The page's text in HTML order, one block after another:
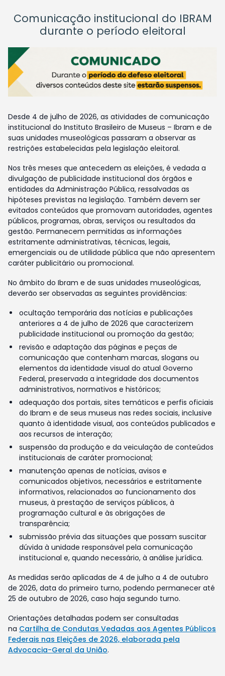
Comunicação institucional do IBRAM
durante o período eleitoral
Desde 4 de julho de 2026, as atividades de comunicação
institucional do Instituto Brasileiro de Museus – Ibram e de
suas unidades museológicas passaram a observar as
restrições estabelecidas pela legislação eleitoral.
Nos três meses que antecedem as eleições, é vedada a
divulgação de publicidade institucional dos órgãos e
entidades da Administração Pública, ressalvadas as
hipóteses previstas na legislação. Também devem ser
evitados conteúdos que promovam autoridades, agentes
públicos, programas, obras, serviços ou resultados da
gestão. Permanecem permitidas as informações
estritamente administrativas, técnicas, legais,
emergenciais ou de utilidade pública que não apresentem
caráter publicitário ou promocional.
No âmbito do Ibram e de suas unidades museológicas,
deverão ser observadas as seguintes providências:
ocultação temporária das notícias e publicações
anteriores a 4 de julho de 2026 que caracterizem
publicidade institucional ou promoção da gestão;
revisão e adaptação das páginas e peças de
comunicação que contenham marcas, slogans ou
elementos da identidade visual do atual Governo
Federal, preservada a integridade dos documentos
administrativos, normativos e históricos;
adequação dos portais, sites temáticos e perfis oficiais
do Ibram e de seus museus nas redes sociais, inclusive
quanto à identidade visual, aos conteúdos publicados e
aos recursos de interação;
suspensão da produção e da veiculação de conteúdos
institucionais de caráter promocional;
manutenção apenas de notícias, avisos e
comunicados objetivos, necessários e estritamente
informativos, relacionados ao funcionamento dos
museus, à prestação de serviços públicos, à
programação cultural e às obrigações de
transparência;
submissão prévia das situações que possam suscitar
dúvida à unidade responsável pela comunicação
institucional e, quando necessário, à análise jurídica.
As medidas serão aplicadas de 4 de julho a 4 de outubro
de 2026, data do primeiro turno, podendo permanecer até
25 de outubro de 2026, caso haja segundo turno.
Orientações detalhadas podem ser consultadas
na Cartilha de Condutas Vedadas aos Agentes Públicos
Federais nas Eleições de 2026, elaborada pela
Advocacia-Geral da União.